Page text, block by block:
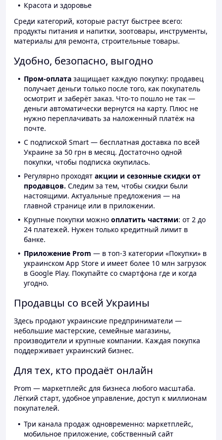
Красота и здоровье
Среди категорий, которые растут быстрее всего:
продукты питания и напитки, зоотовары, инструменты,
материалы для ремонта, строительные товары.
Удобно, безопасно, выгодно
Пром-оплата защищает каждую покупку: продавец
получает деньги только после того, как покупатель
осмотрит и заберёт заказ. Что-то пошло не так —
деньги автоматически вернутся на карту. Плюс не
нужно переплачивать за наложенный платёж на
почте.
С подпиской Smart — бесплатная доставка по всей
Украине за 50 грн в месяц. Достаточно одной
покупки, чтобы подписка окупилась.
Регулярно проходят акции и сезонные скидки от
продавцов. Следим за тем, чтобы скидки были
настоящими. Актуальные предложения — на
главной странице или в приложении.
Крупные покупки можно оплатить частями: от 2 до
24 платежей. Нужен только кредитный лимит в
банке.
Приложение Prom — в топ-3 категории «Покупки» в
украинском App Store и имеет более 10 млн загрузок
в Google Play. Покупайте со смартфона где и когда
угодно.
Продавцы со всей Украины
Здесь продают украинские предприниматели —
небольшие мастерские, семейные магазины,
производители и крупные компании. Каждая покупка
поддерживает украинский бизнес.
Для тех, кто продаёт онлайн
Prom — маркетплейс для бизнеса любого масштаба.
Лёгкий старт, удобное управление, доступ к миллионам
покупателей.
Три канала продаж одновременно: маркетплейс,
мобильное приложение, собственный сайт